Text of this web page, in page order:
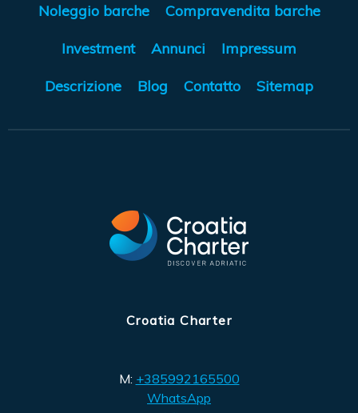
Noleggio barche Compravendita barche
Investment Annunci Impressum
Descrizione Blog Contatto Sitemap
Croatia Charter
M: +385992165500
WhatsApp